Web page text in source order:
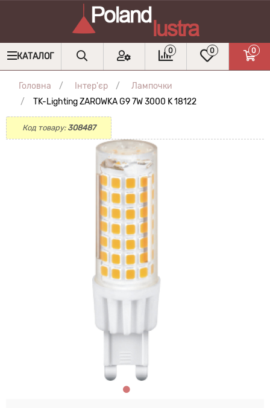
КАТАЛОГ
0 0 0
Головна Інтер'єр
Лампочки
TK-Lighting ZAROWKA G9 7W 3000 K 18122
Код товару: 308487